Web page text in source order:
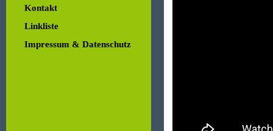
Kontakt
Linkliste
Impressum & Datenschutz